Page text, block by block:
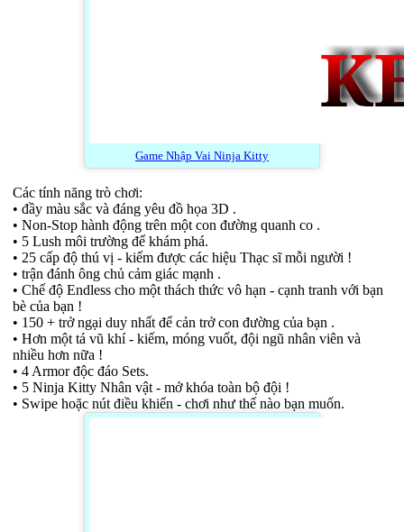
Game Nhập Vai Ninja Kitty
Các tính năng trò chơi:
• đầy màu sắc và đáng yêu đồ họa 3D .
• Non-Stop hành động trên một con đường quanh co .
• 5 Lush môi trường để khám phá.
• 25 cấp độ thú vị - kiếm được các hiệu Thạc sĩ mỗi người !
• trận đánh ông chủ cảm giác mạnh .
• Chế độ Endless cho một thách thức vô hạn - cạnh tranh với bạn
bè của bạn !
• 150 + trở ngại duy nhất để cản trở con đường của bạn .
• Hơn một tá vũ khí - kiếm, móng vuốt, đội ngũ nhân viên và
nhiều hơn nữa !
• 4 Armor độc đáo Sets.
• 5 Ninja Kitty Nhân vật - mở khóa toàn bộ đội !
• Swipe hoặc nút điều khiển - chơi như thế nào bạn muốn.